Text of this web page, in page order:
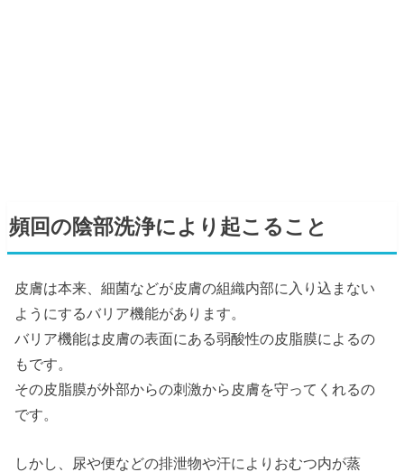
頻回の陰部洗浄により起こること
皮膚は本来、細菌などが皮膚の組織内部に入り込まない
ようにするバリア機能があります。
バリア機能は皮膚の表面にある弱酸性の皮脂膜によるの
もです。
その皮脂膜が外部からの刺激から皮膚を守ってくれるの
です。
しかし、尿や便などの排泄物や汗によりおむつ内が蒸